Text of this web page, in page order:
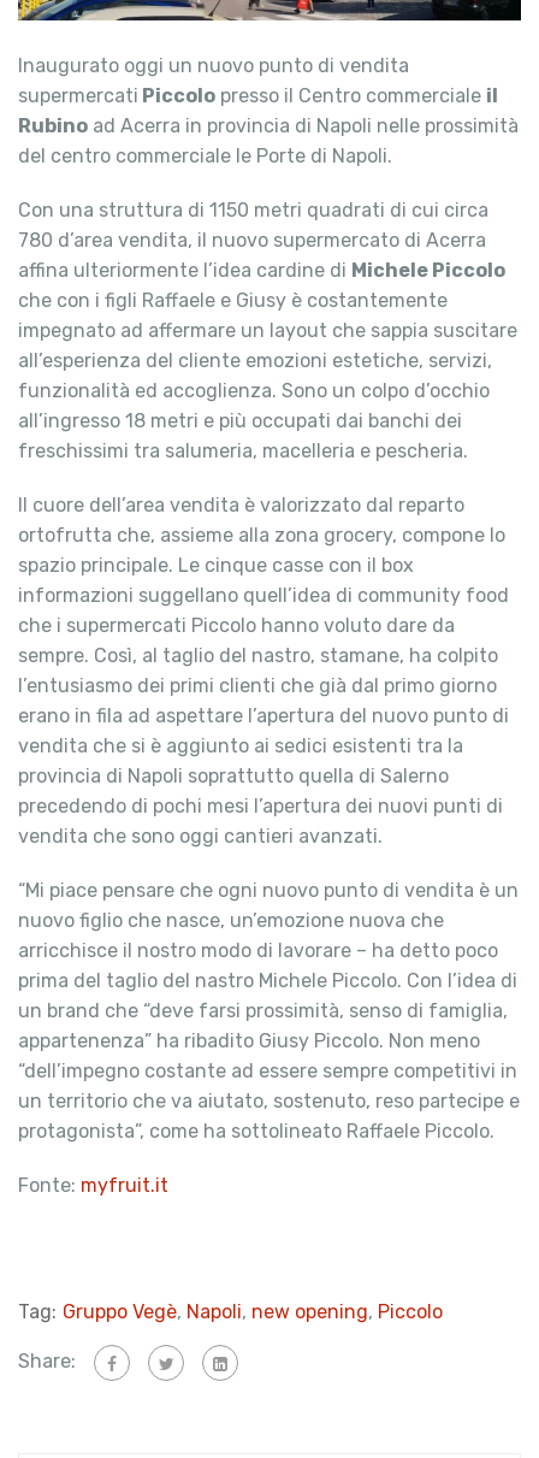
Inaugurato oggi un nuovo punto di vendita
supermercati Piccolo presso il Centro commerciale il
Rubino ad Acerra in provincia di Napoli nelle prossimità
del centro commerciale le Porte di Napoli.
Con una struttura di 1150 metri quadrati di cui circa
780 d’area vendita, il nuovo supermercato di Acerra
affina ulteriormente l’idea cardine di Michele Piccolo
che con i figli Raffaele e Giusy è costantemente
impegnato ad affermare un layout che sappia suscitare
all’esperienza del cliente emozioni estetiche, servizi,
funzionalità ed accoglienza. Sono un colpo d’occhio
all’ingresso 18 metri e più occupati dai banchi dei
freschissimi tra salumeria, macelleria e pescheria.
Il cuore dell’area vendita è valorizzato dal reparto
ortofrutta che, assieme alla zona grocery, compone lo
spazio principale. Le cinque casse con il box
informazioni suggellano quell’idea di community food
che i supermercati Piccolo hanno voluto dare da
sempre. Così, al taglio del nastro, stamane, ha colpito
l’entusiasmo dei primi clienti che già dal primo giorno
erano in fila ad aspettare l’apertura del nuovo punto di
vendita che si è aggiunto ai sedici esistenti tra la
provincia di Napoli soprattutto quella di Salerno
precedendo di pochi mesi l’apertura dei nuovi punti di
vendita che sono oggi cantieri avanzati.
“Mi piace pensare che ogni nuovo punto di vendita è un
nuovo figlio che nasce, un’emozione nuova che
arricchisce il nostro modo di lavorare – ha detto poco
prima del taglio del nastro Michele Piccolo. Con l’idea di
un brand che “deve farsi prossimità, senso di famiglia,
appartenenza” ha ribadito Giusy Piccolo. Non meno
“dell’impegno costante ad essere sempre competitivi in
un territorio che va aiutato, sostenuto, reso partecipe e
protagonista”, come ha sottolineato Raffaele Piccolo.
Fonte: myfruit.it
Tag: Gruppo Vegè, Napoli, new opening, Piccolo
Share: